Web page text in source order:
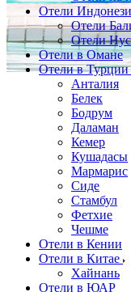
Отели
Отели
Отели
Отели в Омане
Отели в Турции
Анталия
Белек
Бодрум
Даламан
Кемер
Кушадасы
Мармарис
Сиде
Стамбул
Фетхие
Чешме
Отели в Кении
Отели в Китае
Хайнань
Отели в ЮАР